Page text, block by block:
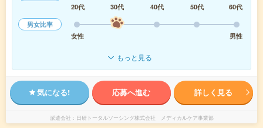
20代
30代 40代 50代
60代
男女比率
女性
男性
もっと見る
気になる! 応募へ進む 詳しく見る
派遣会社 日研トータルソーシング株式会社 メディカルケア事業部